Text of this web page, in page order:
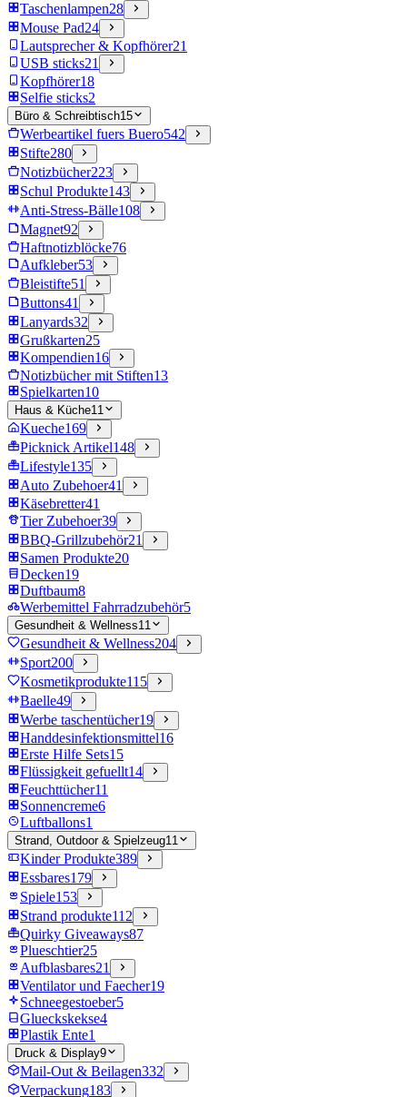
Taschenlampen28
Mouse Pad24
Lautsprecher & Kopfhörer21
USB sticks21
Kopfhörer18
Selfie sticks2
Büro & Schreibtisch15
Werbeartikel fuers Buero542
Stifte280
Notizbücher223
Schul Produkte143
Anti-Stress-Bälle108
Magnet92
Haftnotizblöcke76
Aufkleber53
Bleistifte51
Buttons41
Lanyards32
Grußkarten25
Kompendien16
Notizbücher mit Stiften13
Spielkarten10
Haus & Küche11
Kueche169
Picknick Artikel148
Lifestyle135
Auto Zubehoer41
Käsebretter41
Tier Zubehoer39
BBQ-Grillzubehör21
Samen Produkte20
Decken19
Duftbaum8
Werbemittel Fahrradzubehör5
Gesundheit & Wellness11
Gesundheit & Wellness204
Sport200
Kosmetikprodukte115
Baelle49
Werbe taschentücher19
Handdesinfektionsmittel16
Erste Hilfe Sets15
Flüssigkeit gefuellt14
Feuchttücher11
Sonnencreme6
Luftballons1
Strand, Outdoor & Spielzeug11
Kinder Produkte389
Essbares179
Spiele153
Strand produkte112
Quirky Giveaways87
Plueschtier25
Aufblasbares21
Ventilator und Faecher19
Schneegestoeber5
Glueckskekse4
Plastik Ente1
Druck & Display9
Mail-Out & Beilagen332
Verpackung183